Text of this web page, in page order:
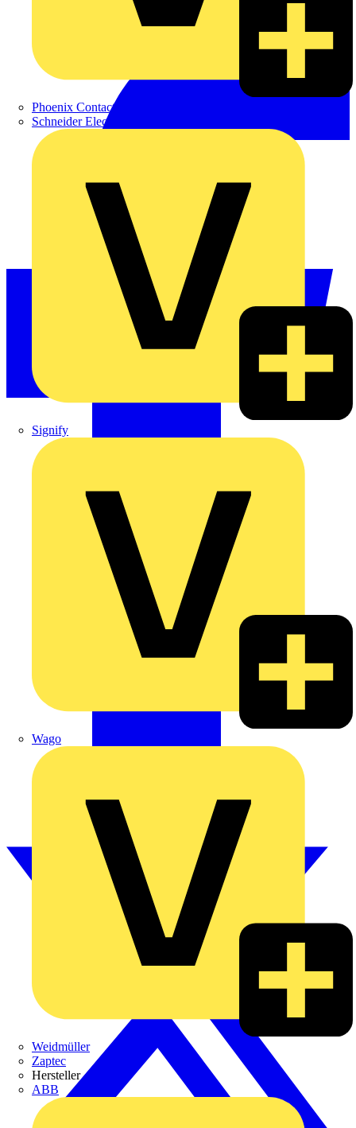
Phoenix Contact
Schneider Electric
Signify
Wago
Weidmüller
Zaptec
Hersteller
ABB